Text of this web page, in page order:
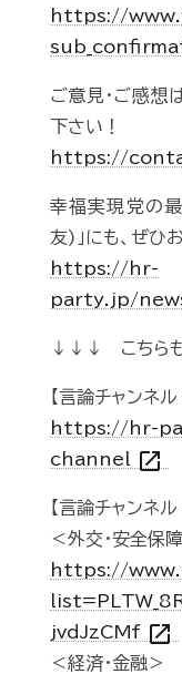
https://
ご意見・ご感想
下さい！
https://
幸福実現党の
友)」にも、ぜひ
https://hr-
party.jp/
↓↓↓ こちら
【言論チャンネル
https://hr-
channel open_in_new
【言論チャンネ
＜外交・安全保
https://
jvdJzCMf open_in_new
＜経済・金融＞